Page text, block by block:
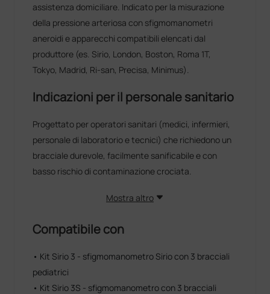
assistenza domiciliare. Indicato per la misurazione
della pressione arteriosa con sfigmomanometri
aneroidi e apparecchi compatibili elencati dal
produttore (es. Sirio, London, Boston, Roma 1T,
Tokyo, Madrid, Ri‑san, Precisa, Minimus).
Indicazioni per il personale sanitario
Progettato per operatori sanitari (medici, infermieri,
personale di laboratorio e tecnici) che richiedono un
bracciale durevole, facilmente sanificabile e con
basso rischio di contaminazione crociata.
Mostra altro
Compatibile con
• Kit Sirio 3 - sfigmomanometro Sirio con 3 bracciali
pediatrici
• Kit Sirio 3S - sfigmomanometro con 3 bracciali